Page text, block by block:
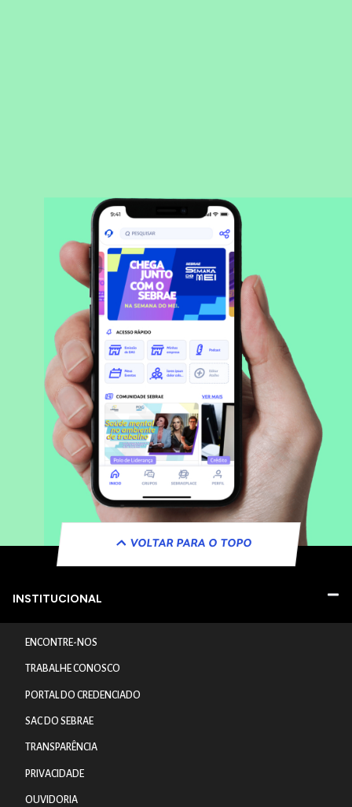
VOLTAR PARA O TOPO
INSTITUCIONAL
ENCONTRE-NOS
TRABALHE CONOSCO
PORTAL DO CREDENCIADO
SAC DO SEBRAE
TRANSPARÊNCIA
PRIVACIDADE
OUVIDORIA